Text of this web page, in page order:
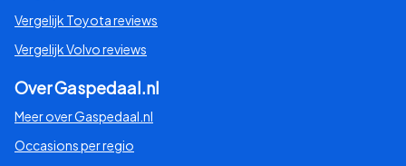
Vergelijk Toyota reviews
Vergelijk Volvo reviews
Over Gaspedaal.nl
Meer over Gaspedaal.nl
Occasions per regio